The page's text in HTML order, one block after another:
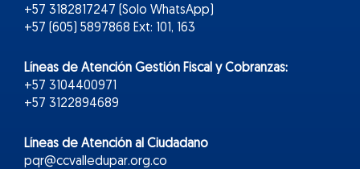
+57 3182817247 (Solo WhatsApp)
+57 (605) 5897868 Ext: 101, 163
Líneas de Atención Gestión Fiscal y Cobranzas:
+57 3104400971
+57 3122894689
Líneas de Atención al Ciudadano
pqr@ccvalledupar.org.co